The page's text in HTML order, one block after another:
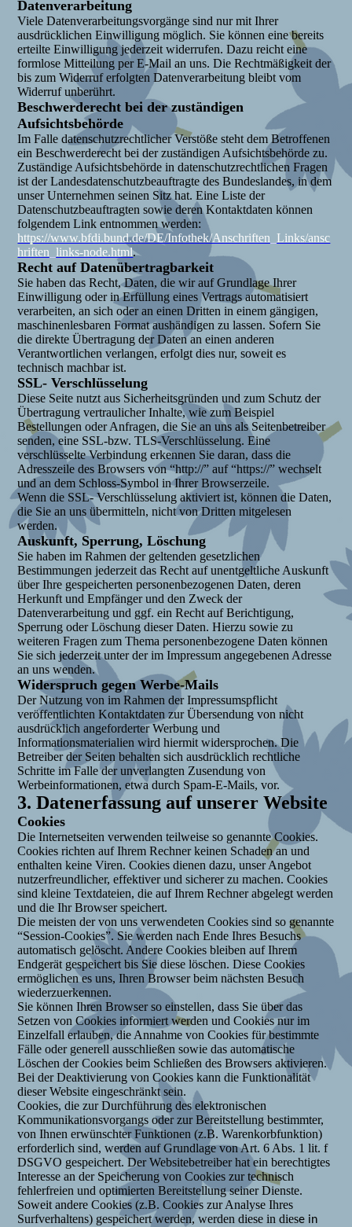
Datenverarbeitung
Viele Datenverarbeitungsvorgänge sind nur mit Ihrer
ausdrücklichen Einwilligung möglich. Sie können eine bereits
erteilte Einwilligung jederzeit widerrufen. Dazu reicht eine
formlose Mitteilung per E-Mail an uns. Die Rechtmäßigkeit der
bis zum Widerruf erfolgten Datenverarbeitung bleibt vom
Widerruf unberührt.
Beschwerderecht bei der zuständigen
Aufsichtsbehörde
Im Falle datenschutzrechtlicher Verstöße steht dem Betroffenen
ein Beschwerderecht bei der zuständigen Aufsichtsbehörde zu.
Zuständige Aufsichtsbehörde in datenschutzrechtlichen Fragen
ist der Landesdatenschutzbeauftragte des Bundeslandes, in dem
unser Unternehmen seinen Sitz hat. Eine Liste der
Datenschutzbeauftragten sowie deren Kontaktdaten können
folgendem Link entnommen werden:
https://www.bfdi.bund.de/DE/Infothek/Anschriften_Links/ansc
hriften_links-node.html.
Recht auf Datenübertragbarkeit
Sie haben das Recht, Daten, die wir auf Grundlage Ihrer
Einwilligung oder in Erfüllung eines Vertrags automatisiert
verarbeiten, an sich oder an einen Dritten in einem gängigen,
maschinenlesbaren Format aushändigen zu lassen. Sofern Sie
die direkte Übertragung der Daten an einen anderen
Verantwortlichen verlangen, erfolgt dies nur, soweit es
technisch machbar ist.
SSL- Verschlüsselung
Diese Seite nutzt aus Sicherheitsgründen und zum Schutz der
Übertragung vertraulicher Inhalte, wie zum Beispiel
Bestellungen oder Anfragen, die Sie an uns als Seitenbetreiber
senden, eine SSL-bzw. TLS-Verschlüsselung. Eine
verschlüsselte Verbindung erkennen Sie daran, dass die
Adresszeile des Browsers von “http://” auf “https://” wechselt
und an dem Schloss-Symbol in Ihrer Browserzeile.
Wenn die SSL- Verschlüsselung aktiviert ist, können die Daten,
die Sie an uns übermitteln, nicht von Dritten mitgelesen
werden.
Auskunft, Sperrung, Löschung
Sie haben im Rahmen der geltenden gesetzlichen
Bestimmungen jederzeit das Recht auf unentgeltliche Auskunft
über Ihre gespeicherten personenbezogenen Daten, deren
Herkunft und Empfänger und den Zweck der
Datenverarbeitung und ggf. ein Recht auf Berichtigung,
Sperrung oder Löschung dieser Daten. Hierzu sowie zu
weiteren Fragen zum Thema personenbezogene Daten können
Sie sich jederzeit unter der im Impressum angegebenen Adresse
an uns wenden.
Widerspruch gegen Werbe-Mails
Der Nutzung von im Rahmen der Impressumspflicht
veröffentlichten Kontaktdaten zur Übersendung von nicht
ausdrücklich angeforderter Werbung und
Informationsmaterialien wird hiermit widersprochen. Die
Betreiber der Seiten behalten sich ausdrücklich rechtliche
Schritte im Falle der unverlangten Zusendung von
Werbeinformationen, etwa durch Spam-E-Mails, vor.
3. Datenerfassung auf unserer Website
Cookies
Die Internetseiten verwenden teilweise so genannte Cookies.
Cookies richten auf Ihrem Rechner keinen Schaden an und
enthalten keine Viren. Cookies dienen dazu, unser Angebot
nutzerfreundlicher, effektiver und sicherer zu machen. Cookies
sind kleine Textdateien, die auf Ihrem Rechner abgelegt werden
und die Ihr Browser speichert.
Die meisten der von uns verwendeten Cookies sind so genannte
“Session-Cookies”. Sie werden nach Ende Ihres Besuchs
automatisch gelöscht. Andere Cookies bleiben auf Ihrem
Endgerät gespeichert bis Sie diese löschen. Diese Cookies
ermöglichen es uns, Ihren Browser beim nächsten Besuch
wiederzuerkennen.
Sie können Ihren Browser so einstellen, dass Sie über das
Setzen von Cookies informiert werden und Cookies nur im
Einzelfall erlauben, die Annahme von Cookies für bestimmte
Fälle oder generell ausschließen sowie das automatische
Löschen der Cookies beim Schließen des Browsers aktivieren.
Bei der Deaktivierung von Cookies kann die Funktionalität
dieser Website eingeschränkt sein.
Cookies, die zur Durchführung des elektronischen
Kommunikationsvorgangs oder zur Bereitstellung bestimmter,
von Ihnen erwünschter Funktionen (z.B. Warenkorbfunktion)
erforderlich sind, werden auf Grundlage von Art. 6 Abs. 1 lit. f
DSGVO gespeichert. Der Websitebetreiber hat ein berechtigtes
Interesse an der Speicherung von Cookies zur technisch
fehlerfreien und optimierten Bereitstellung seiner Dienste.
Soweit andere Cookies (z.B. Cookies zur Analyse Ihres
Surfverhaltens) gespeichert werden, werden diese in diese in